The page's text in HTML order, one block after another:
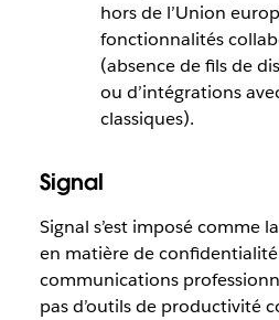
hors de l’Union
fonctionnalités
(absence de fils de
ou d’intégrations
classiques).
Signal
Signal s’est imposé comme
en matière de
communications
pas d’outils de productivité